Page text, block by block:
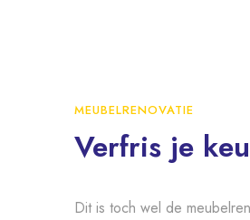
MEUBELRENOVATIE
Verfris je
Dit is toch wel de